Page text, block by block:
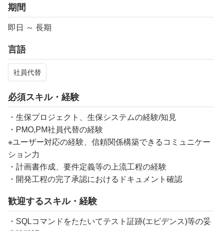
期間
即日 ～ 長期
言語
社員代替
必須スキル・経験
・生保プロジェクト、生保システムの経験/知見
・PMO,PM社員代替の経験
※ユーザー対応の経験、信頼関係構築できるコミュニケー
ション力
・計画書作成、要件定義等の上流工程の経験
・開発工程の完了承認におけるドキュメント確認
歓迎するスキル・経験
・SQLコマンドをたたいてテスト証跡(エビデンス)等の妥